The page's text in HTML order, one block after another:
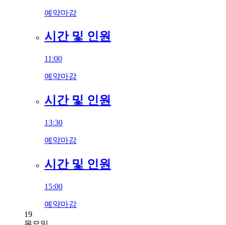
예약마감
시간 및 인원
11:00
예약마감
시간 및 인원
13:30
예약마감
시간 및 인원
15:00
예약마감
19